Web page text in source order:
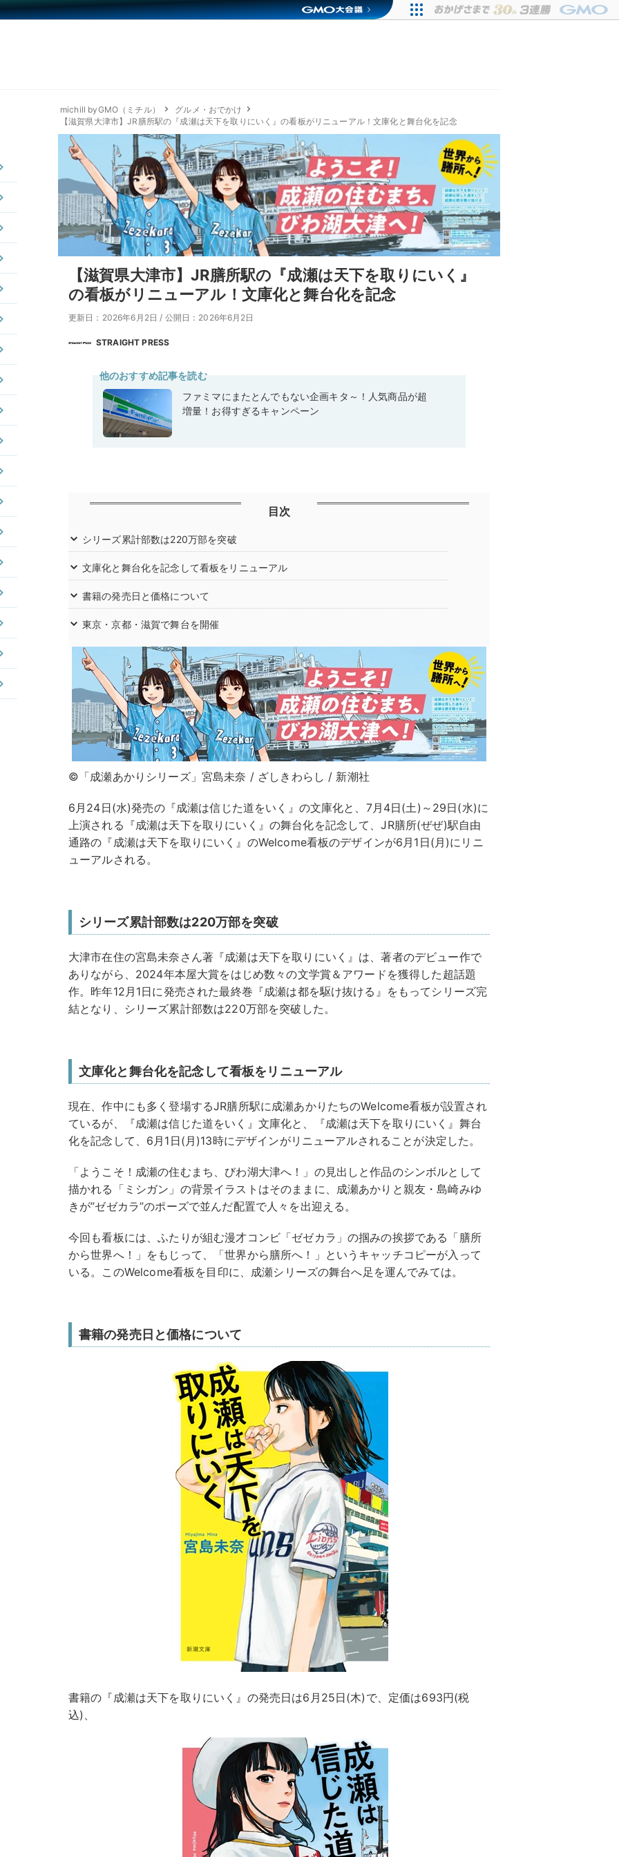
michill byGMO（ミチル）
グルメ・おでかけ
【滋賀県大津市】JR膳所駅の『成瀬は天下を取りにいく』の看板がリニューアル！文庫化と舞台化を記念
【滋賀県大津市】JR膳所駅の『成瀬は天下を取りにいく』
の看板がリニューアル！文庫化と舞台化を記念
更新日：2026年6月2日 / 公開日：2026年6月2日
STRAIGHT PRESS
他のおすすめ記事を読む
ファミマにまたとんでもない企画キタ～！人気商品が超
増量！お得すぎるキャンペーン
目次
シリーズ累計部数は220万部を突破
文庫化と舞台化を記念して看板をリニューアル
書籍の発売日と価格について
東京・京都・滋賀で舞台を開催
©「成瀬あかりシリーズ」宮島未奈 / ざしきわらし / 新潮社
6月24日(水)発売の『成瀬は信じた道をいく』の文庫化と、7月4日(土)～29日(水)に
上演される『成瀬は天下を取りにいく』の舞台化を記念して、JR膳所(ぜぜ)駅自由
通路の『成瀬は天下を取りにいく』のWelcome看板のデザインが6月1日(月)にリニ
ューアルされる。
シリーズ累計部数は220万部を突破
大津市在住の宮島未奈さん著『成瀬は天下を取りにいく』は、著者のデビュー作で
ありながら、2024年本屋大賞をはじめ数々の文学賞＆アワードを獲得した超話題
作。昨年12月1日に発売された最終巻『成瀬は都を駆け抜ける』をもってシリーズ完
結となり、シリーズ累計部数は220万部を突破した。
文庫化と舞台化を記念して看板をリニューアル
現在、作中にも多く登場するJR膳所駅に成瀬あかりたちのWelcome看板が設置され
ているが、『成瀬は信じた道をいく』文庫化と、『成瀬は天下を取りにいく』舞台
化を記念して、6月1日(月)13時にデザインがリニューアルされることが決定した。
「ようこそ！成瀬の住むまち、びわ湖大津へ！」の見出しと作品のシンボルとして
描かれる「ミシガン」の背景イラストはそのままに、成瀬あかりと親友・島崎みゆ
きが”ゼゼカラ”のポーズで並んだ配置で人々を出迎える。
今回も看板には、ふたりが組む漫才コンビ「ゼゼカラ」の掴みの挨拶である「膳所
から世界へ！」をもじって、「世界から膳所へ！」というキャッチコピーが入って
いる。このWelcome看板を目印に、成瀬シリーズの舞台へ足を運んでみては。
書籍の発売日と価格について
書籍の『成瀬は天下を取りにいく』の発売日は6月25日(木)で、定価は693円(税
込)、